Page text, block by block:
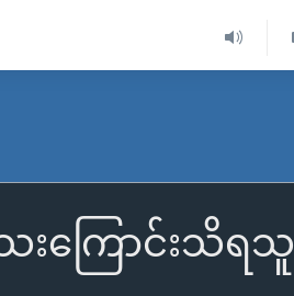
းကြောင်းသိရသူ